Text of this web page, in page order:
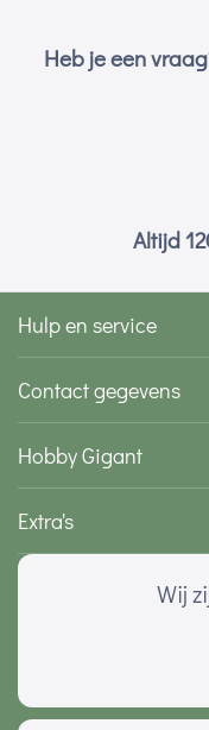
Heb je een
Altijd
Hulp en service
Contact gegevens
Hobby Gigant
Extra's
Wij